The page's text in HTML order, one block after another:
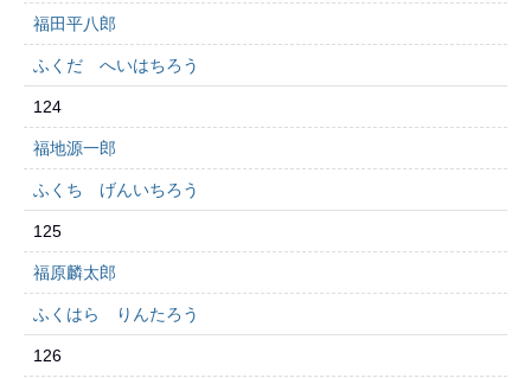
福田平八郎
ふくだ へいはちろう
124
福地源一郎
ふくち げんいちろう
125
福原麟太郎
ふくはら りんたろう
126